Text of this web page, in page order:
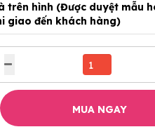
trên hình (Được duyệt mẫu
giao đến khách hàng)
MUA NGAY